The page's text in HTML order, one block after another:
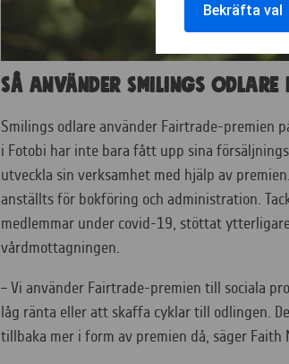
Så använder Smilings odlare
Smilings odlare använder Fairtrade-premien
i Fotobi har inte bara fått upp sina
utveckla sin verksamhet med hjälp av
anställts för bokföring och administration.
medlemmar under covid-19, stöttat
vårdmottagningen.
– Vi använder Fairtrade-premien till sociala
låg ränta eller att skaffa cyklar till odlingen.
tillbaka mer i form av premien då, säger Faith
Bekräfta val